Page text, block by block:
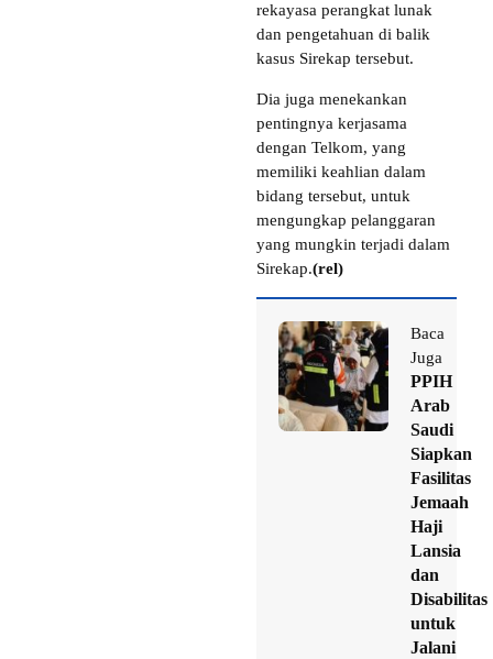
rekayasa perangkat lunak
dan pengetahuan di balik
kasus Sirekap tersebut.
Dia juga menekankan
pentingnya kerjasama
dengan Telkom, yang
memiliki keahlian dalam
bidang tersebut, untuk
mengungkap pelanggaran
yang mungkin terjadi dalam
Sirekap.(rel)
Baca
Juga
PPIH
Arab
Saudi
Siapkan
Fasilitas
Jemaah
Haji
Lansia
dan
Disabilitas
untuk
Jalani